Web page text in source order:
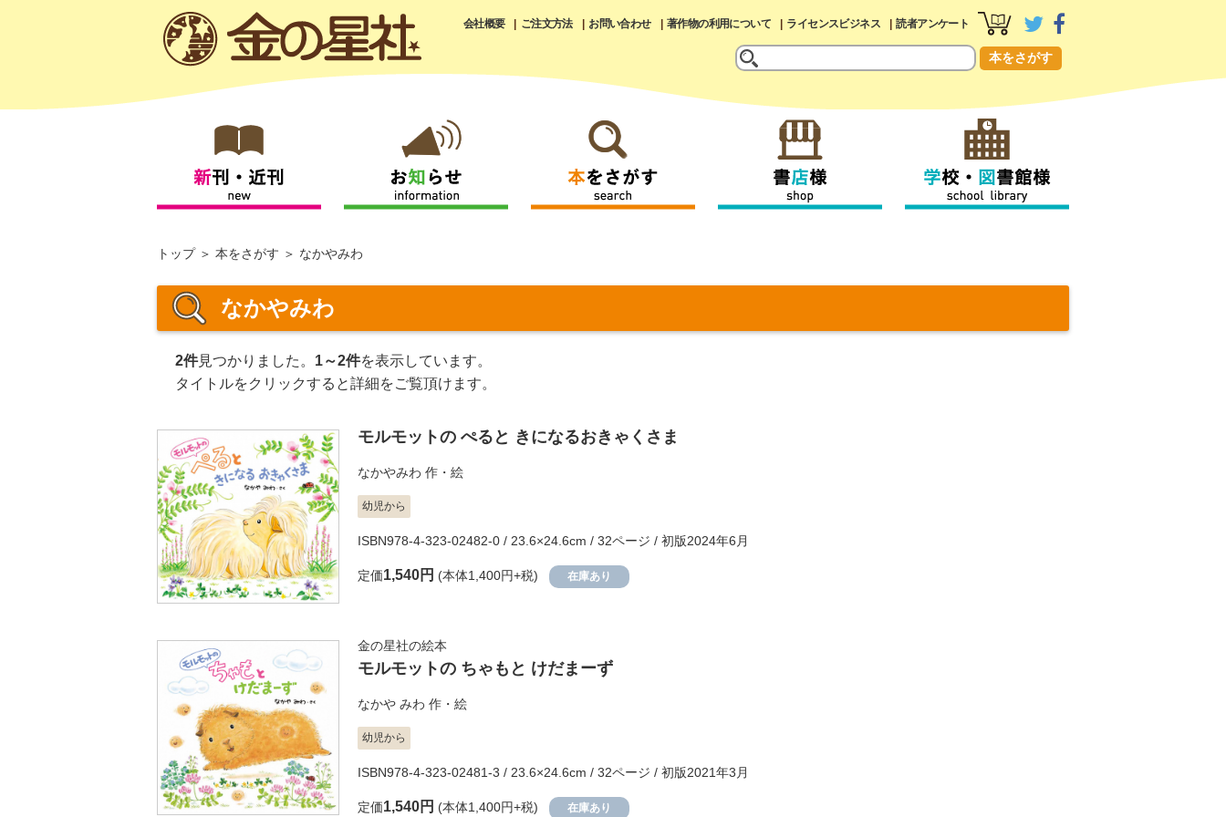
会社概要 ご注文方法 お問い合わせ 著作物の利用について ライセンスビジネス 読者アンケート
本をさがす
トップ 本をさがす なかやみわ
なかやみわ
2件見つかりました。 1～2件を表示しています。
タイトルをクリックすると詳細をご覧頂けます。
モルモットの ぺると きになるおきゃくさま
なかやみわ 作・絵
幼児から
ISBN978-4-323-02482-0 / 23.6×24.6cm / 32ページ / 初版2024年6月
定価1,540円 (本体1,400円+税) 在庫あり
金の星社の絵本
モルモットの ちゃもと けだまーず
なかや みわ 作・絵
幼児から
ISBN978-4-323-02481-3 / 23.6×24.6cm / 32ページ / 初版2021年3月
定価1,540円 (本体1,400円+税) 在庫あり